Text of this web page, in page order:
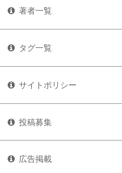
著者一覧
タグ一覧
サイトポリシー
投稿募集
広告掲載